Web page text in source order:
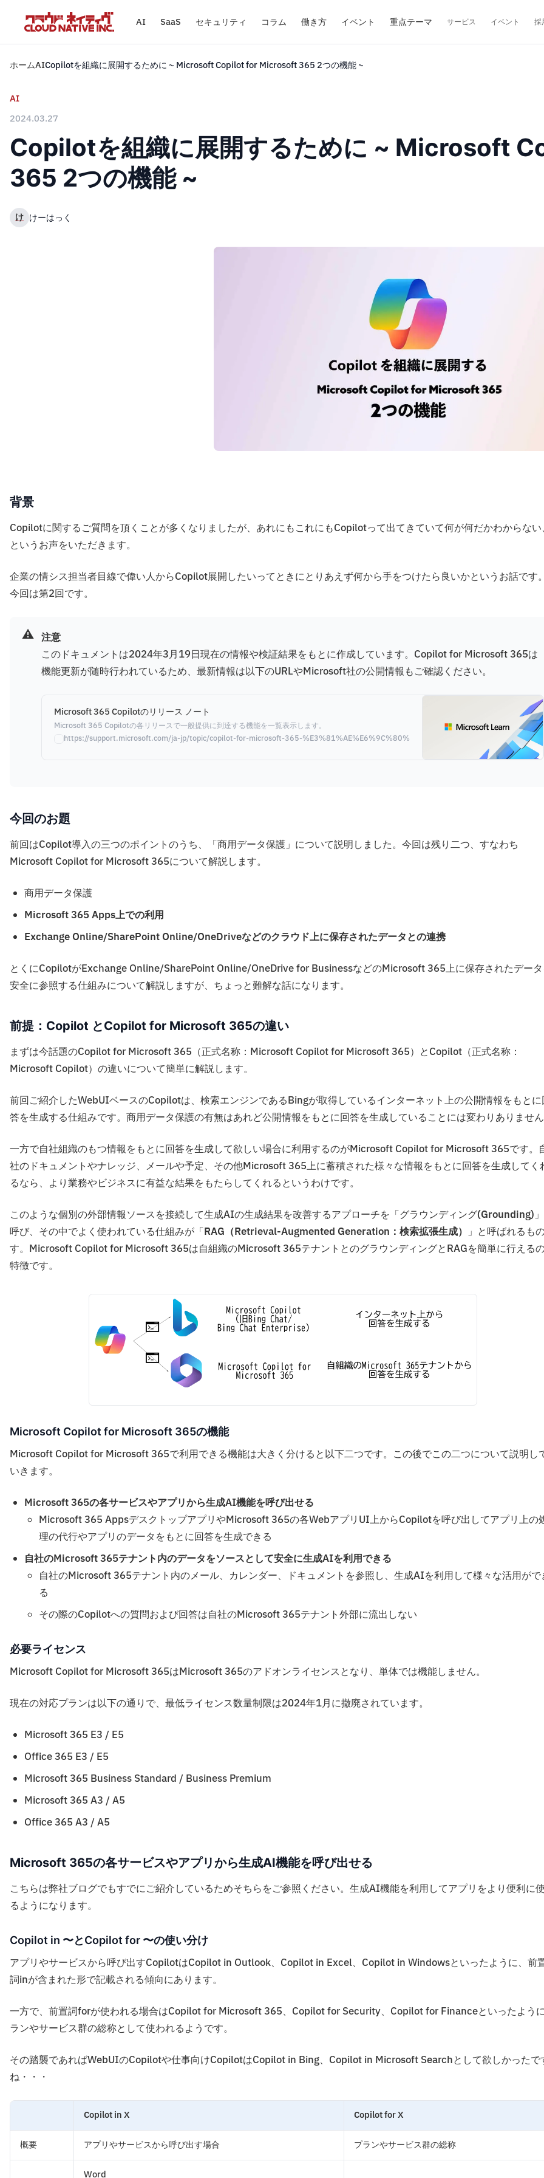
AI SaaS セキュリティ コラム 働き方 イベント 重点テーマ サービス イベント 採
ホームAICopilotを組織に展開するために ~ Microsoft Copilot for Microsoft 365 2つの機能 ~
AI
2024.03.27
Copilotを組織に展開するために ~ Microsoft
365 2つの機能 ~
け けーはっく
背景
Copilotに関するご質問を頂くことが多くなりましたが、あれにもこれにもCopilotって出てきていて何が何だかわからな
というお声をいただきます。
企業の情シス担当者目線で偉い人からCopilot展開したいってときにとりあえず何から手をつけたら良いかというお話です
今回は第2回です。
⚠️ 注意
このドキュメントは2024年3月19日現在の情報や検証結果をもとに作成しています。Copilot for Microsoft 365は
機能更新が随時行われているため、最新情報は以下のURLやMicrosoft社の公開情報もご確認ください。
Microsoft 365 Copilotのリリース ノート
Microsoft 365 Copilotの各リリースで一般提供に到達する機能を一覧表示します。
https://support.microsoft.com/ja-jp/topic/copilot-for-microsoft-365-
今回のお題
前回はCopilot導入の三つのポイントのうち、「商用データ保護」について説明しました。今回は残り二つ、すなわち
Microsoft Copilot for Microsoft 365について解説します。
商用データ保護
Microsoft 365 Apps上での利用
Exchange Online/SharePoint Online/OneDriveなどのクラウド上に保存されたデータとの連携
とくにCopilotがExchange Online/SharePoint Online/OneDrive for BusinessなどのMicrosoft 365上に保存されたデー
安全に参照する仕組みについて解説しますが、ちょっと難解な話になります。
前提：Copilot とCopilot for Microsoft 365の違い
まずは今話題のCopilot for Microsoft 365（正式名称：Microsoft Copilot for Microsoft 365）とCopilot（正式名称：
Microsoft Copilot）の違いについて簡単に解説します。
前回ご紹介したWebUIベースのCopilotは、検索エンジンであるBingが取得しているインターネット上の公開情報をもと
答を生成する仕組みです。商用データ保護の有無はあれど公開情報をもとに回答を生成していることには変わりありませ
一方で自社組織のもつ情報をもとに回答を生成して欲しい場合に利用するのがMicrosoft Copilot for Microsoft 365です。
社のドキュメントやナレッジ、メールや予定、その他Microsoft 365上に蓄積された様々な情報をもとに回答を生成してく
るなら、より業務やビジネスに有益な結果をもたらしてくれるというわけです。
このような個別の外部情報ソースを接続して生成AIの生成結果を改善するアプローチを「グラウンディング(Grounding)
呼び、その中でよく使われている仕組みが「RAG（Retrieval-Augmented Generation：検索拡張生成） 」と呼ばれるも
す。Microsoft Copilot for Microsoft 365は自組織のMicrosoft 365テナントとのグラウンディングとRAGを簡単に行える
特徴です。
Microsoft Copilot for Microsoft 365の機能
Microsoft Copilot for Microsoft 365で利用できる機能は大きく分けると以下二つです。この後でこの二つについて説明し
いきます。
Microsoft 365の各サービスやアプリから生成AI機能を呼び出せる
Microsoft 365 AppsデスクトップアプリやMicrosoft 365の各WebアプリUI上からCopilotを呼び出してアプリ上の
理の代行やアプリのデータをもとに回答を生成できる
自社のMicrosoft 365テナント内のデータをソースとして安全に生成AIを利用できる
自社のMicrosoft 365テナント内のメール、カレンダー、ドキュメントを参照し、生成AIを利用して様々な活用がで
る
その際のCopilotへの質問および回答は自社のMicrosoft 365テナント外部に流出しない
必要ライセンス
Microsoft Copilot for Microsoft 365はMicrosoft 365のアドオンライセンスとなり、単体では機能しません。
現在の対応プランは以下の通りで、最低ライセンス数量制限は2024年1月に撤廃されています。
Microsoft 365 E3 / E5
Office 365 E3 / E5
Microsoft 365 Business Standard / Business Premium
Microsoft 365 A3 / A5
Office 365 A3 / A5
Microsoft 365の各サービスやアプリから生成AI機能を呼び出せる
こちらは弊社ブログでもすでにご紹介しているためそちらをご参照ください。生成AI機能を利用してアプリをより便利に
るようになります。
Copilot in 〜とCopilot for 〜の使い分け
アプリやサービスから呼び出すCopilotはCopilot in Outlook、Copilot in Excel、Copilot in Windowsといったように、前
詞inが含まれた形で記載される傾向にあります。
一方で、前置詞forが使われる場合はCopilot for Microsoft 365、Copilot for Security、Copilot for Financeといったよう
ランやサービス群の総称として使われるようです。
その踏襲であればWebUIのCopilotや仕事向けCopilotはCopilot in Bing、Copilot in Microsoft Searchとして欲しかったで
ね・・・
Copilot in X Copilot for X
概要 アプリやサービスから呼び出す場合 プランやサービス群の総称
Word